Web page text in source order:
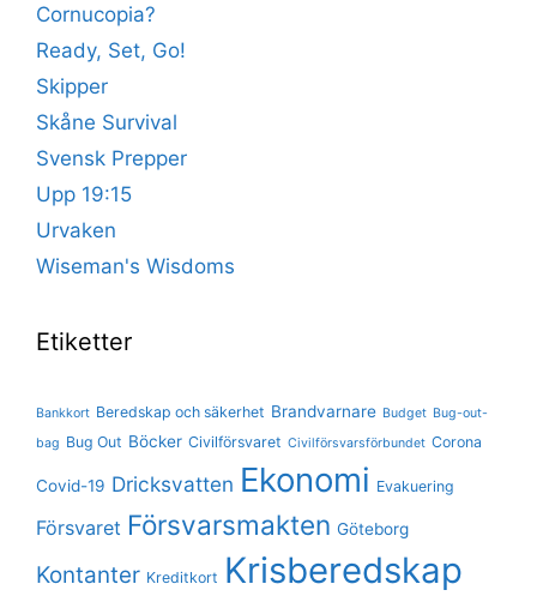
Cornucopia?
Ready, Set, Go!
Skipper
Skåne Survival
Svensk Prepper
Upp 19:15
Urvaken
Wiseman's Wisdoms
Etiketter
Bankkort Beredskap och säkerhet Brandvarnare Budget Bug-out-
bag Bug Out Böcker Civilförsvaret Civilförsvarsförbundet Corona
Covid-19 Dricksvatten Ekonomi Evakuering
Försvaret Försvarsmakten Göteborg
Kontanter Kreditkort Krisberedskap